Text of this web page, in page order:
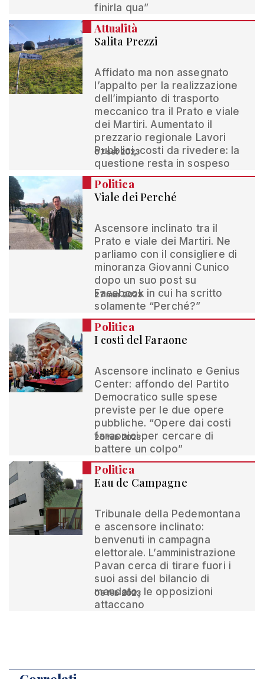
finirla qua”
Attualità
Salita Prezzi
Affidato ma non assegnato
l’appalto per la realizzazione
dell’impianto di trasporto
meccanico tra il Prato e viale
dei Martiri. Aumentato il
prezzario regionale Lavori
Pubblici, costi da rivedere: la
questione resta in sospeso
07 set 2023
Politica
Viale dei Perché
Ascensore inclinato tra il
Prato e viale dei Martiri. Ne
parliamo con il consigliere di
minoranza Giovanni Cunico
dopo un suo post su
Facebook in cui ha scritto
solamente “Perché?”
27 mar 2023
Politica
I costi del Faraone
Ascensore inclinato e Genius
Center: affondo del Partito
Democratico sulle spese
previste per le due opere
pubbliche. “Opere dai costi
faraonici per cercare di
battere un colpo”
20 feb 2023
Politica
Eau de Campagne
Tribunale della Pedemontana
e ascensore inclinato:
benvenuti in campagna
elettorale. L’amministrazione
Pavan cerca di tirare fuori i
suoi assi del bilancio di
mandato, le opposizioni
attaccano
08 feb 2023